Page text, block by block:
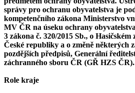
správy pro ochranu obyvatelstva je
kompetenčního zákona Ministerstvo
MV ČR na úseku ochrany
3 zákona č. 320/2015 Sb., o
České republiky a o změně některých
pozdějších předpisů, Generální
záchranného sboru ČR (GŘ HZS ČR).
Role kraje